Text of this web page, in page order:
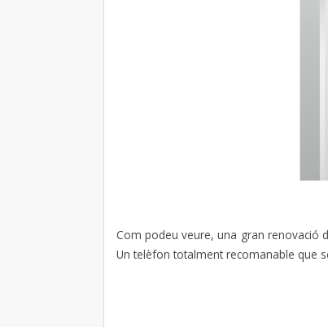
Com podeu veure, una gran renovació
Un telèfon totalment recomanable que